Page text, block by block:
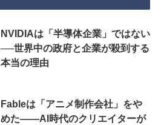
NVIDIAは「半導体企業」ではない
──世界中の政府と企業が殺到する
本当の理由
Fableは「アニメ制作会社」をや
めた――AI時代のクリエイターが